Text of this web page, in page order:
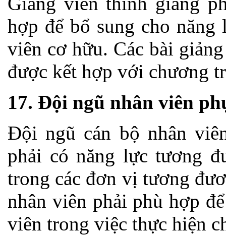
hợp để bổ sung cho
viên cơ hữu. Các bài
được kết hợp với chương
17. Đội ngũ nhân viên
Đội ngũ cán bộ nhân
phải có năng lực tương
trong các đơn vị tương
nhân viên phải phù hợp
viên trong việc thực hiện